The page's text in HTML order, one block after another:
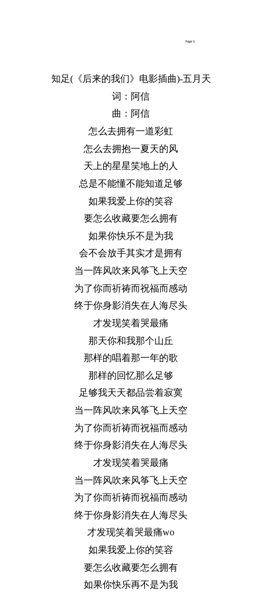
知足(《后来的我们》电影插曲)-五月天
词：阿信
曲：阿信
怎么去拥有一道彩虹
怎么去拥抱一夏天的风
天上的星星笑地上的人
总是不能懂不能知道足够
如果我爱上你的笑容
要怎么收藏要怎么拥有
如果你快乐不是为我
会不会放手其实才是拥有
当一阵风吹来风筝飞上天空
为了你而祈祷而祝福而感动
终于你身影消失在人海尽头
才发现笑着哭最痛
那天你和我那个山丘
那样的唱着那一年的歌
那样的回忆那么足够
足够我天天都品尝着寂寞
当一阵风吹来风筝飞上天空
为了你而祈祷而祝福而感动
终于你身影消失在人海尽头
才发现笑着哭最痛
当一阵风吹来风筝飞上天空
为了你而祈祷而祝福而感动
终于你身影消失在人海尽头
才发现笑着哭最痛wo
如果我爱上你的笑容
要怎么收藏要怎么拥有
如果你快乐再不是为我